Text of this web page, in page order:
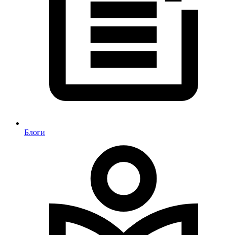
Блоги